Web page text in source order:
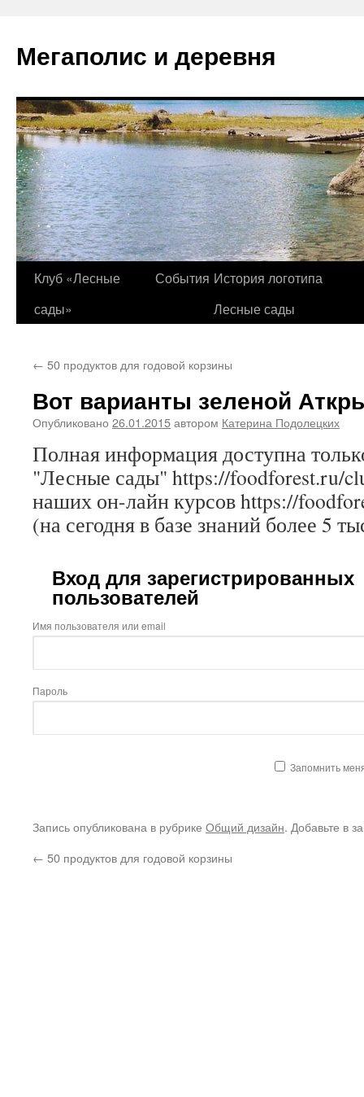
содержимому
Мегаполис и деревня
Клуб «Лесные
сады»
События История логотипа
Лесные сады
← 50 продуктов для годовой корзины
Вот варианты зеленой
Опубликовано 26.01.2015автором Катерина Подолецких
Полная информация доступна
"Лесные сады" https://foodforest.ru/
наших он-лайн курсов https://
(на сегодня в базе знаний более 5
Вход для зарегистрированных
пользователей
Имя пользователя или email
Пароль
Запомнить
Запись опубликована в рубрике Общий дизайн. Добавьте в
← 50 продуктов для годовой корзины